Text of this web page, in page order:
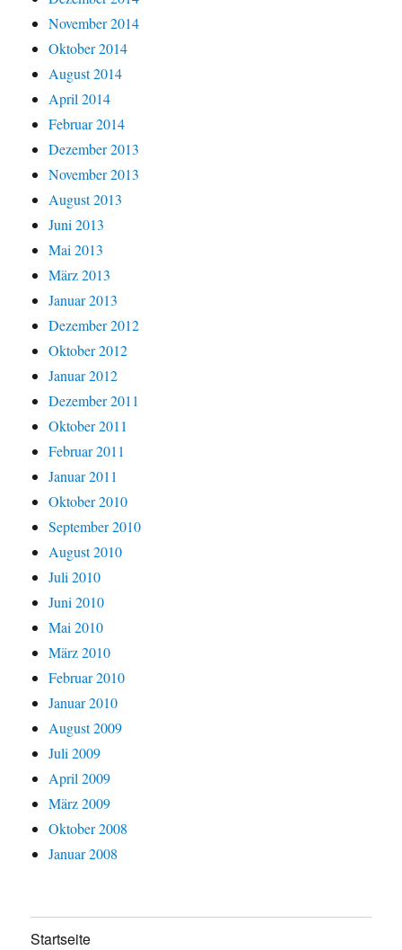
November 2014
Oktober 2014
August 2014
April 2014
Februar 2014
Dezember 2013
November 2013
August 2013
Juni 2013
Mai 2013
März 2013
Januar 2013
Dezember 2012
Oktober 2012
Januar 2012
Dezember 2011
Oktober 2011
Februar 2011
Januar 2011
Oktober 2010
September 2010
August 2010
Juli 2010
Juni 2010
Mai 2010
März 2010
Februar 2010
Januar 2010
August 2009
Juli 2009
April 2009
März 2009
Oktober 2008
Januar 2008
Startseite